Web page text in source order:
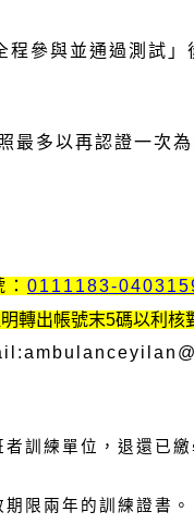
參與並通過測試」
最多以再認證一次
0111183-
轉出帳號末5碼以利核
訓練單位，退還已繳
限兩年的訓練證書。